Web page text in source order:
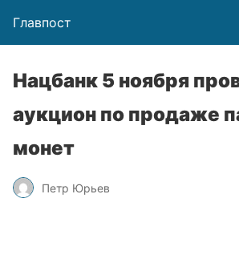
Главпост
Нацбанк 5 ноября
аукцион по продаже
монет
Петр Юрьев